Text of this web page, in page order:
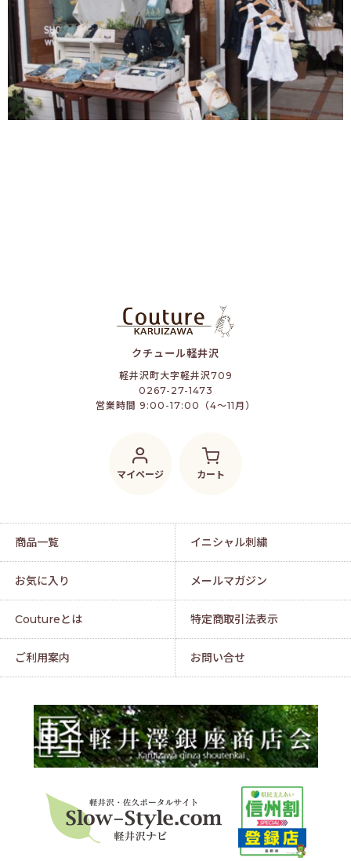
クチュール軽井沢
軽井沢町大字軽井沢709
0267-27-1473
営業時間 9:00-17:00（4～11月）
マイページ カート
商品一覧 イニシャル刺繍
お気に入り メールマガジン
Coutureとは 特定商取引法表示
ご利用案内 お問い合せ